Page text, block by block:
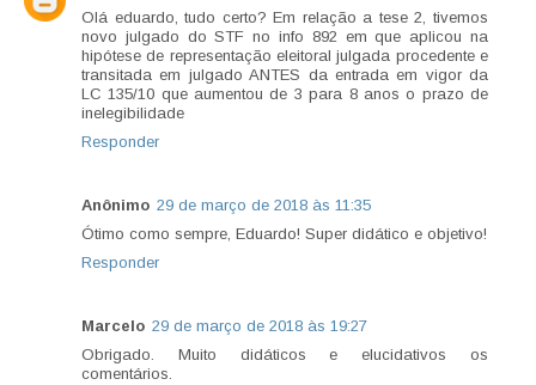
Olá eduardo, tudo certo? Em relação a tese 2, tivemos
novo julgado do STF no info 892 em que aplicou na
hipótese de representação eleitoral julgada procedente e
transitada em julgado ANTES da entrada em vigor da
LC 135/10 que aumentou de 3 para 8 anos o prazo de
inelegibilidade
Responder
Anônimo 29 de março de 2018 às 11:35
Ótimo como sempre, Eduardo! Super didático e objetivo!
Responder
Marcelo 29 de março de 2018 às 19:27
Obrigado. Muito didáticos e elucidativos os
comentários.